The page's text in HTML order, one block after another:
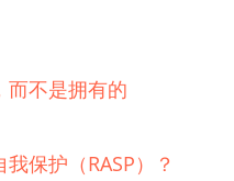
而不是拥有的
保护（RASP）？